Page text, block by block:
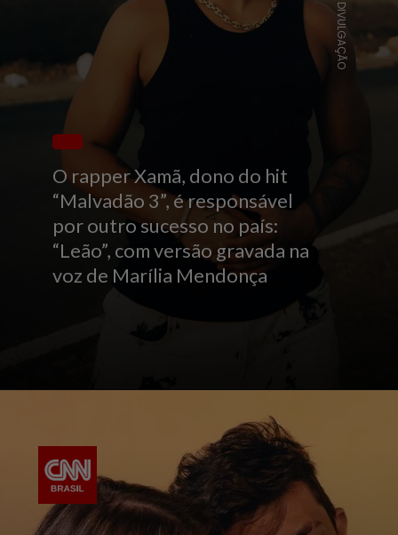
O rapper Xamã, dono do hit
“Malvadão 3”, é responsável
por outro sucesso no país:
“Leão”, com versão gravada na
voz de Marília Mendonça
DIVULGAÇÃO